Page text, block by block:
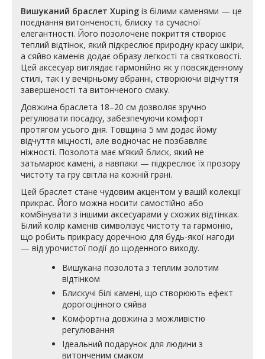
Вишуканий браслет Xuping із білими каменями — це
поєднання витонченості, блиску та сучасної
елегантності. Його позолочене покриття створює
теплий відтінок, який підкреслює природну красу шкіри,
а сяйво каменів додає образу легкості та святковості.
Цей аксесуар виглядає гармонійно як у повсякденному
стилі, так і у вечірньому вбранні, створюючи відчуття
завершеності та витонченого смаку.
Довжина браслета 18–20 см дозволяє зручно
регулювати посадку, забезпечуючи комфорт
протягом усього дня. Товщина 5 мм додає йому
відчуття міцності, але водночас не позбавляє
ніжності. Позолота має м’який блиск, який не
затьмарює камені, а навпаки — підкреслює їх прозору
чистоту та гру світла на кожній грані.
Цей браслет стане чудовим акцентом у вашій колекції
прикрас. Його можна носити самостійно або
комбінувати з іншими аксесуарами у схожих відтінках.
Білий колір каменів символізує чистоту та гармонію,
що робить прикрасу доречною для будь-якої нагоди
— від урочистої події до щоденного виходу.
Вишукана позолота з теплим золотим
відтінком
Блискучі білі камені, що створюють ефект
дорогоцінного сяйва
Комфортна довжина з можливістю
регулювання
Ідеальний подарунок для людини з
витонченим смаком